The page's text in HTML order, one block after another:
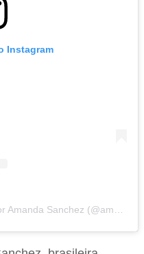
Instagram